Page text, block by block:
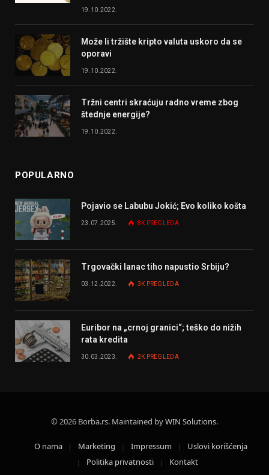
19.10.2022.
Može li tržište kripto valuta uskoro da se
oporavi
19.10.2022.
Tržni centri skraćuju radno vreme zbog
štednje energije?
19.10.2022.
POPULARNO
Pojavio se Labubu Jokić; Evo koliko košta
23.07.2025. 8K PREGLEDA
Trgovački lanac tiho napustio Srbiju?
03.12.2022. 3K PREGLEDA
Euribor na „crnoj granici“; teško do nižih
rata kredita
30.03.2023. 2K PREGLEDA
© 2026 Borba.rs. Maintained byWIN Solutions.
O nama Marketing Impressum
Uslovi korišćenja
Politika privatnosti
Kontakt